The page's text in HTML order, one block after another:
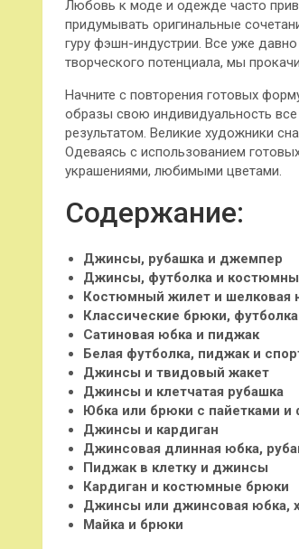
Любовь к моде и одежде часто
придумывать оригинальные
гуру фэшн-индустрии. Все уже
творческого потенциала, мы
Начните с повторения готовых
образы свою индивидуальность все
результатом. Великие художники
Одеваясь с использованием
украшениями, любимыми цветами.
Содержание:
Джинсы, рубашка и джемпер
Джинсы, футболка и
Костюмный жилет и шелковая
Классические брюки,
Сатиновая юбка и пиджак
Белая футболка, пиджак и
Джинсы и твидовый жакет
Джинсы и клетчатая рубашка
Юбка или брюки с пайетками и
Джинсы и кардиган
Джинсовая длинная юбка,
Пиджак в клетку и джинсы
Кардиган и костюмные брюки
Джинсы или джинсовая юбка,
Майка и брюки